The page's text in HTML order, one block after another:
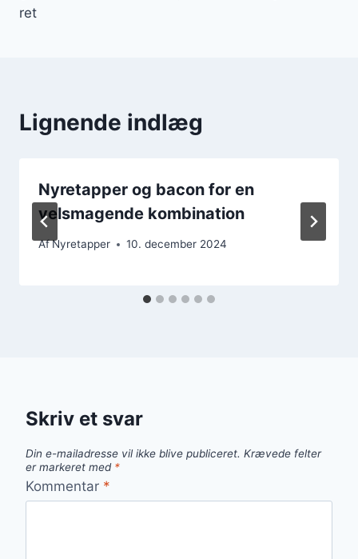
ret
Lignende indlæg
Nyretapper og bacon for en
velsmagende kombination
AfNyretapper 10. december 2024
Skriv et svar
Din e-mailadresse vil ikke blive publiceret. Krævede felter
er markeret med *
Kommentar *